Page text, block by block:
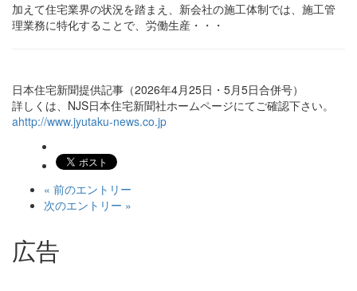
加えて住宅業界の状況を踏まえ、新会社の施工体制では、施工管
理業務に特化することで、労働生産・・・
日本住宅新聞提供記事（2026年4月25日・5月5日合併号）
詳しくは、NJS日本住宅新聞社ホームページにてご確認下さい。
ahttp://www.jyutaku-news.co.jp
« 前のエントリー
次のエントリー »
広告